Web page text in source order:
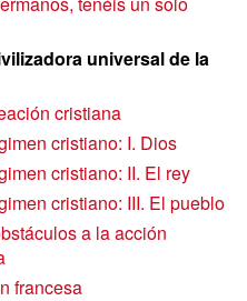
universal de la
cristiana
cristiano: I. Dios
cristiano: II. El rey
cristiano: III. El pueblo
a la acción
francesa